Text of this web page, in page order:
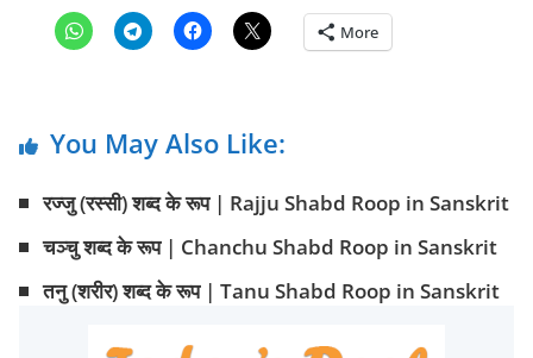
More
You May Also Like:
रज्जु (रस्सी) शब्द के रूप | Rajju Shabd Roop in Sanskrit
चञ्चु शब्द के रूप | Chanchu Shabd Roop in Sanskrit
तनु (शरीर) शब्द के रूप | Tanu Shabd Roop in Sanskrit